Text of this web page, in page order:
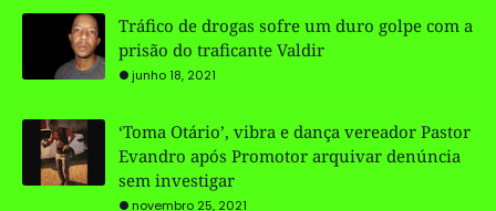
Tráfico de drogas sofre um duro golpe com a
prisão do traficante Valdir
junho 18, 2021
‘Toma Otário’, vibra e dança vereador Pastor
Evandro após Promotor arquivar denúncia
sem investigar
novembro 25, 2021